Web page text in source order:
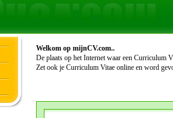
Welkom op mijnCV.com..
De plaats op het Internet waar een Curriculum
Zet ook je Curriculum Vitae online en word